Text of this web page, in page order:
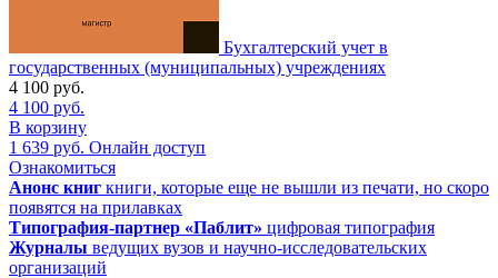
Бухгалтерский учет в
государственных (муниципальных) учреждениях
4 100 руб.
4 100 руб.
В корзину
1 639 руб. Онлайн доступ
Ознакомиться
Анонс книг книги, которые еще не вышли из печати, но скоро
появятся на прилавках
Типография-партнер «Паблит» цифровая типография
Журналы ведущих вузов и научно-исследовательских
организаций